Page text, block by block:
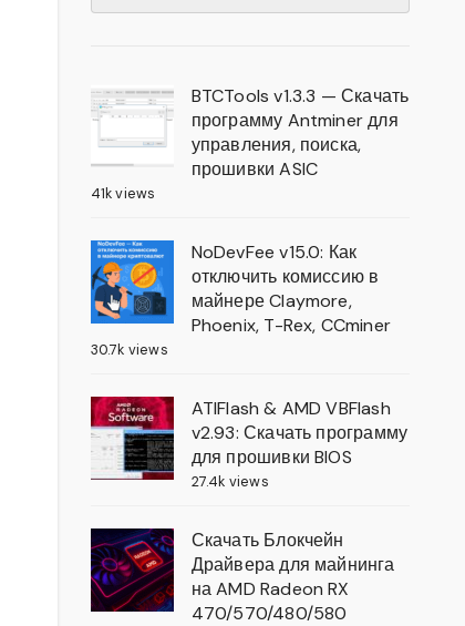
BTCTools v1.3.3 — Скачать
программу Antminer для
управления, поиска,
прошивки ASIC
41k views
NoDevFee v15.0: Как
отключить комиссию в
майнере Claymore,
Phoenix, T-Rex, CCminer
30.7k views
ATIFlash & AMD VBFlash
v2.93: Скачать программу
для прошивки BIOS
27.4k views
Скачать Блокчейн
Драйвера для майнинга
на AMD Radeon RX
470/570/480/580